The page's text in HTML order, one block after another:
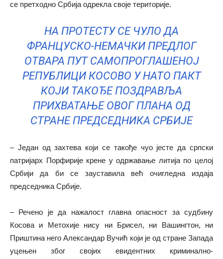
се претходно Србија одрекла своје територије.
НА ПРОТЕСТУ СЕ ЧУЛО ДА
ФРАНЦУСКО-НЕМАЧКИ ПРЕДЛОГ
ОТВАРА ПУТ САМОПРОГЛАШЕНОЈ
РЕПУБЛИЦИ КОСОВО У НАТО ПАКТ
КОЈИ ТАКОЂЕ ПОЗДРАВЉА
ПРИХВАТАЊЕ ОВОГ ПЛАНА ОД
СТРАНЕ ПРЕДСЕДНИКА СРБИЈЕ
– Један од захтева који се такође чуо јесте да српски
патријарх Порфирије крене у одржавање литија по целој
Србији да би се зауставила већ очигледна издаја
председника Србије.
– Речено је да нажалост главна опасност за судбину
Косова и Метохије нису ни Брисел, ни Вашингтон, ни
Приштина него Александар Вучић који је од стране Запада
уцењен због својих евидентних криминално-